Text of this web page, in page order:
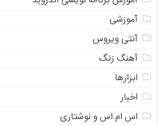
آموزشی
آنتی ویروس
آهنگ زنگ
ابزارها
اخبار
اس ام اس و نوشتاری